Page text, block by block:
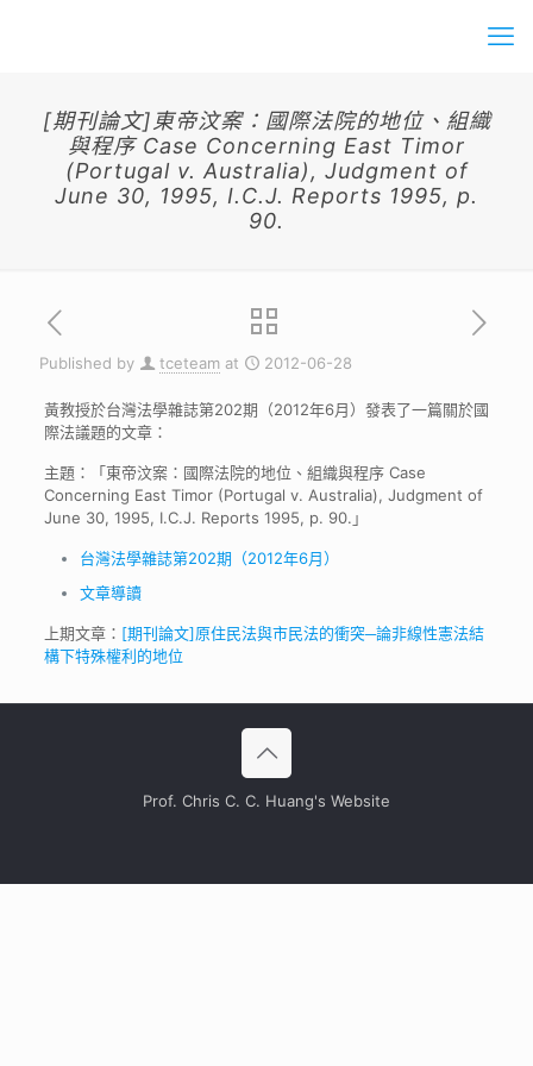
[期刊論文]東帝汶案：國際法院的地位、組織
與程序 Case Concerning East Timor
(Portugal v. Australia), Judgment of
June 30, 1995, I.C.J. Reports 1995, p.
90.
Published by tceteam at 2012-06-28
黃教授於台灣法學雜誌第202期（2012年6月）發表了一篇關於國
際法議題的文章：
主題：「東帝汶案：國際法院的地位、組織與程序 Case
Concerning East Timor (Portugal v. Australia), Judgment of
June 30, 1995, I.C.J. Reports 1995, p. 90.」
台灣法學雜誌第202期（2012年6月）
文章導讀
上期文章： [期刊論文]原住民法與市民法的衝突─論非線性憲法結
構下特殊權利的地位
Prof. Chris C. C. Huang's Website